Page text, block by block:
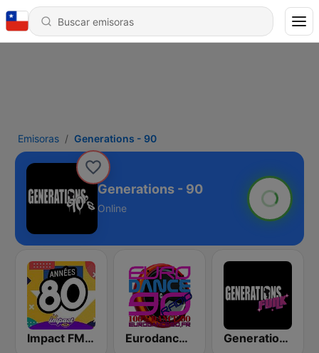
Emisoras Generations - 90
Generations - 90
Online
Impact FM - Années 80 Eurodance 90 Generations Funk